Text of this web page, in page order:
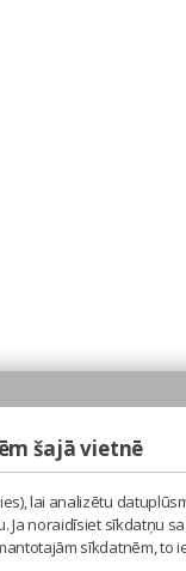
šajā vietnē
lai analizētu
Ja noraidīsiet sīkdatņu
sīkdatnēm,